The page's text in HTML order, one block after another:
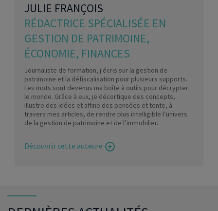
JULIE FRANÇOIS
RÉDACTRICE SPÉCIALISÉE EN
GESTION DE PATRIMOINE,
ÉCONOMIE, FINANCES
Journaliste de formation, j'écris sur la gestion de
patrimoine et la défiscalisation pour plusieurs supports.
Les mots sont devenus ma boîte à outils pour décrypter
le monde. Grâce à eux, je décortique des concepts,
illustre des idées et affine des pensées et tente, à
travers mes articles, de rendre plus intelligible l’univers
de la gestion de patrimoine et de l’immobilier.
Découvrir cette auteure